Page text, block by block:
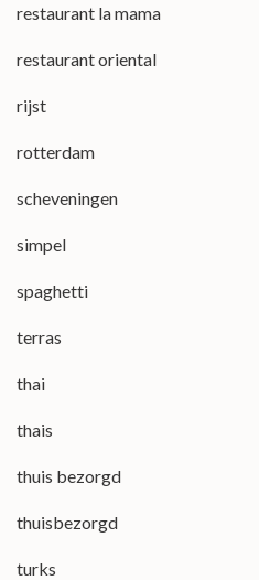
restaurant la mama
restaurant oriental
rijst
rotterdam
scheveningen
simpel
spaghetti
terras
thai
thais
thuis bezorgd
thuisbezorgd
turks